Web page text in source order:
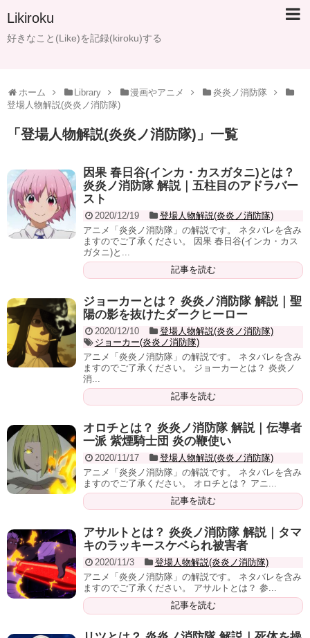
Likiroku
好きなこと(Like)を記録(kiroku)する
ホーム Library 漫画やアニメ
炎炎ノ消防隊
登場人物解説(炎炎ノ消防隊)
「 登場人物解説(炎炎ノ消防隊) 」 一覧
因果 春日谷(インカ・カスガタニ)とは？
炎炎ノ消防隊 解説｜五柱目のアドラバー
スト
2020/12/19
登場人物解説(炎炎ノ消防隊)
アニメ「炎炎ノ消防隊」の解説です。 ネタバレを含み
ますのでご了承ください。 因果 春日谷(インカ・カス
ガタニ)と...
記事を読む
ジョーカーとは？ 炎炎ノ消防隊 解説｜聖
陽の影を抜けたダークヒーロー
2020/12/10
登場人物解説(炎炎ノ消防隊)
ジョーカー(炎炎ノ消防隊)
アニメ「炎炎ノ消防隊」の解説です。 ネタバレを含み
ますのでご了承ください。 ジョーカーとは？ 炎炎ノ
消...
記事を読む
オロチとは？ 炎炎ノ消防隊 解説｜伝導者
一派 紫煙騎士団 炎の鞭使い
2020/11/17
登場人物解説(炎炎ノ消防隊)
アニメ「炎炎ノ消防隊」の解説です。 ネタバレを含み
ますのでご了承ください。 オロチとは？ アニ...
記事を読む
アサルトとは？ 炎炎ノ消防隊 解説｜タマ
キのラッキースケベられ被害者
2020/11/3
登場人物解説(炎炎ノ消防隊)
アニメ「炎炎ノ消防隊」の解説です。 ネタバレを含み
ますのでご了承ください。 アサルトとは？ 参...
記事を読む